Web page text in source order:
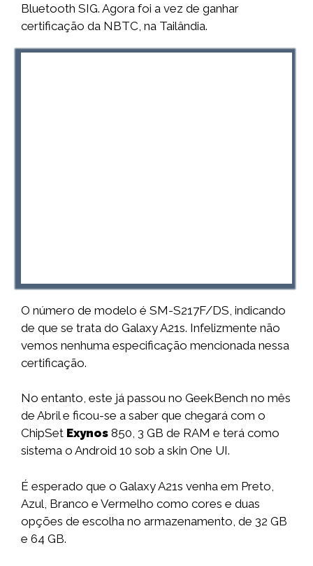
Bluetooth SIG. Agora foi a vez de ganhar
certificação da NBTC, na Tailândia.
O número de modelo é SM-S217F/DS, indicando
de que se trata do Galaxy A21s. Infelizmente não
vemos nenhuma especificação mencionada nessa
certificação.
No entanto, este já passou no GeekBench no mês
de Abril e ficou-se a saber que chegará com o
ChipSet Exynos 850, 3 GB de RAM e terá como
sistema o Android 10 sob a skin One UI.
É esperado que o Galaxy A21s venha em Preto,
Azul, Branco e Vermelho como cores e duas
opções de escolha no armazenamento, de 32 GB
e 64 GB.